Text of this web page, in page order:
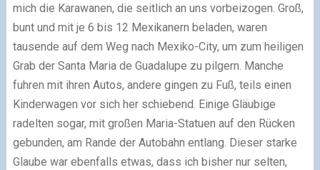
mich die Karawanen, die seitlich an uns vorbeizogen. Groß,
bunt und mit je 6 bis 12 Mexikanern beladen, waren
tausende auf dem Weg nach Mexiko-City, um zum heiligen
Grab der Santa Maria de Guadalupe zu pilgern. Manche
fuhren mit ihren Autos, andere gingen zu Fuß, teils einen
Kinderwagen vor sich her schiebend. Einige Gläubige
radelten sogar, mit großen Maria-Statuen auf den Rücken
gebunden, am Rande der Autobahn entlang. Dieser starke
Glaube war ebenfalls etwas, dass ich bisher nur selten,